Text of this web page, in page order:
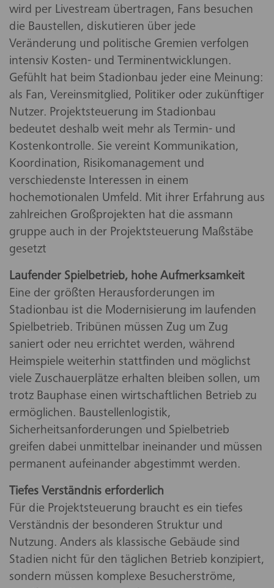
wird per Livestream übertragen, Fans besuchen
die Baustellen, diskutieren über jede
Veränderung und politische Gremien verfolgen
intensiv Kosten- und Terminentwicklungen.
Gefühlt hat beim Stadionbau jeder eine Meinung:
als Fan, Vereinsmitglied, Politiker oder zukünftiger
Nutzer. Projektsteuerung im Stadionbau
bedeutet deshalb weit mehr als Termin- und
Kostenkontrolle. Sie vereint Kommunikation,
Koordination, Risikomanagement und
verschiedenste Interessen in einem
hochemotionalen Umfeld. Mit ihrer Erfahrung aus
zahlreichen Großprojekten hat die assmann
gruppe auch in der Projektsteuerung Maßstäbe
gesetzt
Laufender Spielbetrieb, hohe Aufmerksamkeit
Eine der größten Herausforderungen im
Stadionbau ist die Modernisierung im laufenden
Spielbetrieb. Tribünen müssen Zug um Zug
saniert oder neu errichtet werden, während
Heimspiele weiterhin stattfinden und möglichst
viele Zuschauerplätze erhalten bleiben sollen, um
trotz Bauphase einen wirtschaftlichen Betrieb zu
ermöglichen. Baustellenlogistik,
Sicherheitsanforderungen und Spielbetrieb
greifen dabei unmittelbar ineinander und müssen
permanent aufeinander abgestimmt werden.
Tiefes Verständnis erforderlich
Für die Projektsteuerung braucht es ein tiefes
Verständnis der besonderen Struktur und
Nutzung. Anders als klassische Gebäude sind
Stadien nicht für den täglichen Betrieb konzipiert,
sondern müssen komplexe Besucherströme,